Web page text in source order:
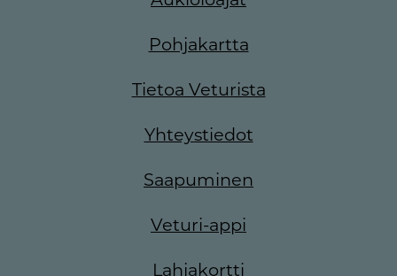
Pohjakartta
Tietoa Veturista
Yhteystiedot
Saapuminen
Veturi-appi
Lahjakortti